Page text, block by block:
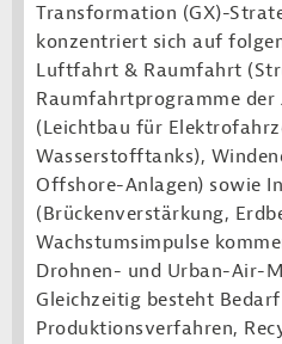
Transformation (GX)-
konzentriert sich auf
Luftfahrt & Raumfahrt
Raumfahrtprogramme der
(Leichtbau für
Wasserstofftanks),
Offshore-Anlagen) sowie
(Brückenverstärkung,
Wachstumsimpulse
Drohnen- und Urban-Air-
Gleichzeitig besteht
Produktionsverfahren,